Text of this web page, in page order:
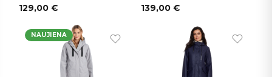
129,00€ 139,00 €
NAUJIENA